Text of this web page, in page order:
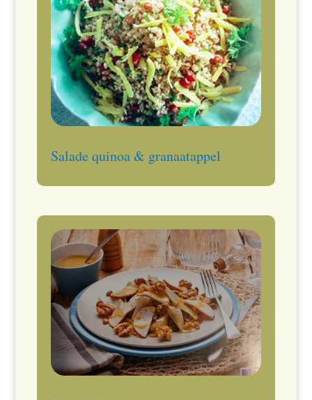
Salade quinoa & granaatappel